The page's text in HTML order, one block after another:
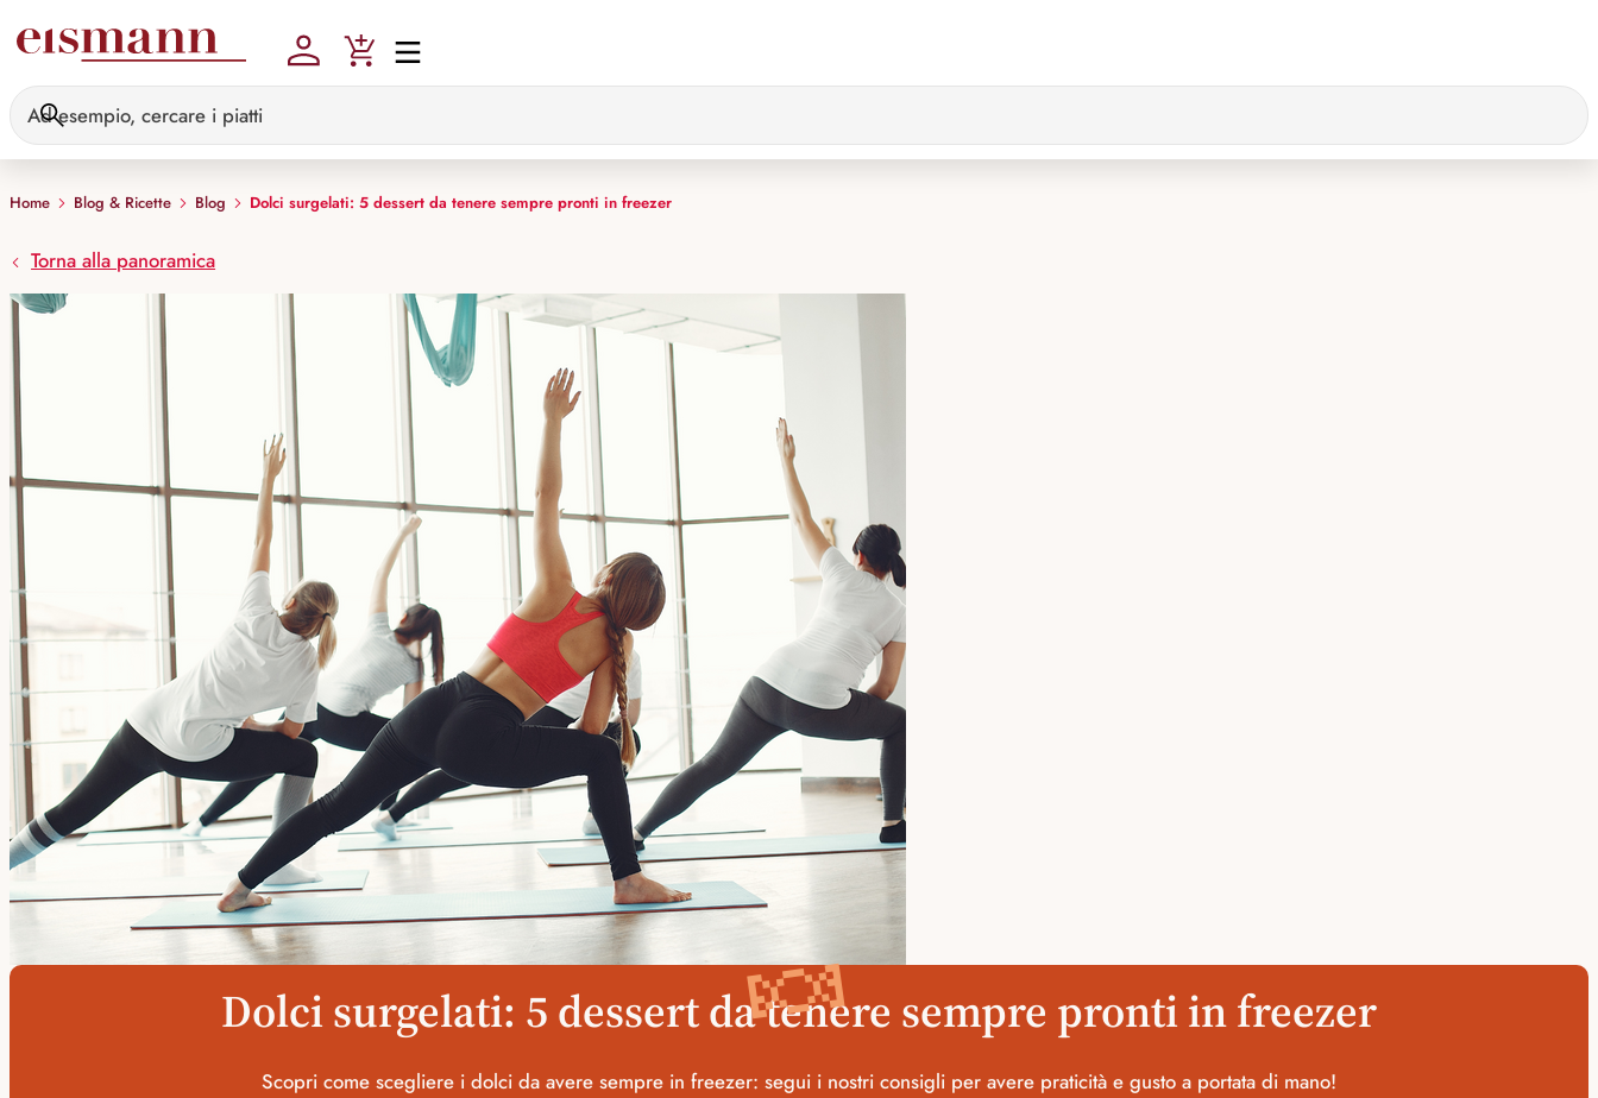
Home Blog & Ricette Blog Dolci surgelati: 5 dessert da tenere sempre pronti in freezer
Torna alla panoramica
🍬
Dolci surgelati: 5 dessert da tenere sempre pronti in freezer
Scopri come scegliere i dolci da avere sempre in freezer: segui i nostri consigli per avere praticità e gusto a portata di mano!